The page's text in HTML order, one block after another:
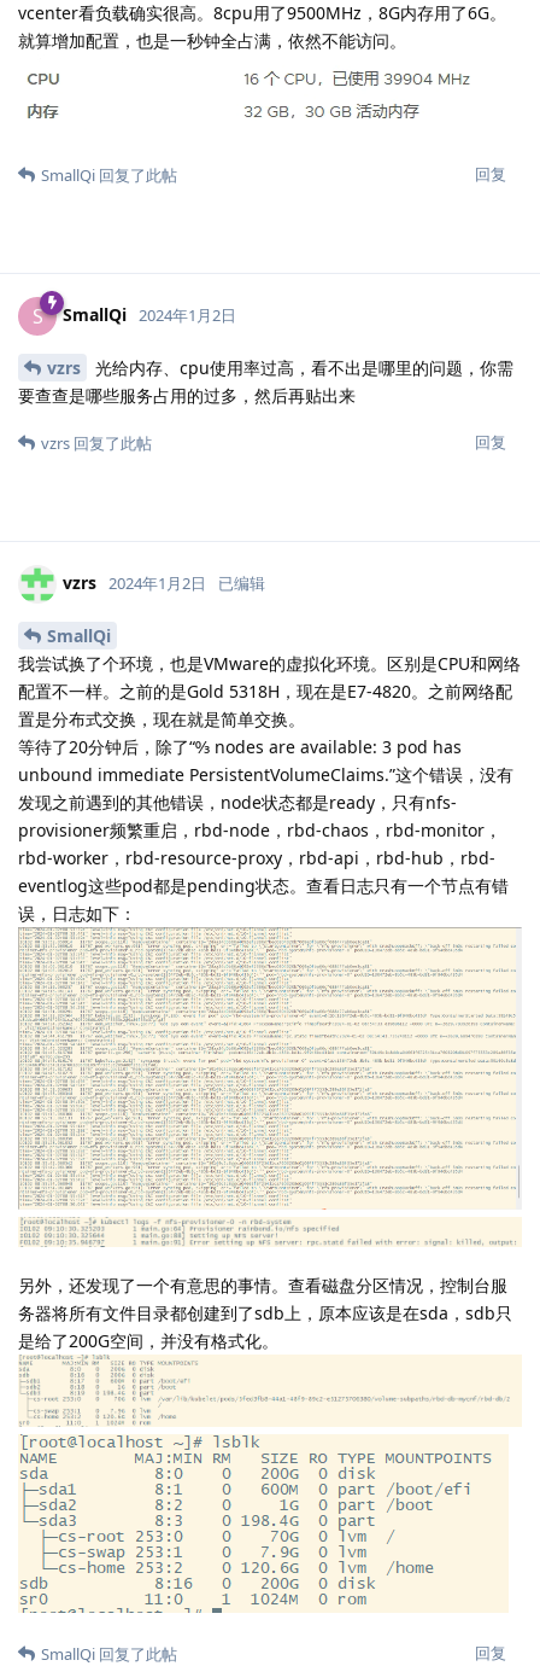
vcenter看负载确实很高。8cpu用了9500MHz，8G内存用了6G。
就算增加配置，也是一秒钟全占满，依然不能访问。
回复
SmallQi 回复了此帖
S SmallQi 2024年1月2日
vzrs
光给内存、cpu使用率过高，看不出是哪里的问题，你需
要查查是哪些服务占用的过多，然后再贴出来
回复
vzrs 回复了此帖
vzrs 2024年1月2日 已编辑
SmallQi
我尝试换了个环境，也是VMware的虚拟化环境。区别是CPU和网络
配置不一样。之前的是Gold 5318H，现在是E7-4820。之前网络配
置是分布式交换，现在就是简单交换。
等待了20分钟后，除了“↉ nodes are available: 3 pod has
unbound immediate PersistentVolumeClaims.”这个错误，没有
发现之前遇到的其他错误，node状态都是ready，只有nfs-
provisioner频繁重启，rbd-node，rbd-chaos，rbd-monitor，
rbd-worker，rbd-resource-proxy，rbd-api，rbd-hub，rbd-
eventlog这些pod都是pending状态。查看日志只有一个节点有错
误，日志如下：
另外，还发现了一个有意思的事情。查看磁盘分区情况，控制台服
务器将所有文件目录都创建到了sdb上，原本应该是在sda，sdb只
是给了200G空间，并没有格式化。
回复
SmallQi 回复了此帖